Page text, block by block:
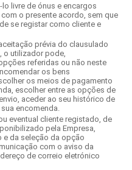
livre de ónus e encargos
o presente acordo, sem que
se registar como cliente e
prévia do clausulado
o utilizador pode,
referidas ou não neste
os bens
os meios de pagamento
escolher entre as opções de
aceder ao seu histórico de
encomenda.
eventual cliente registado, de
pela Empresa,
e da seleção da opção
com o aviso da
de correio eletrónico